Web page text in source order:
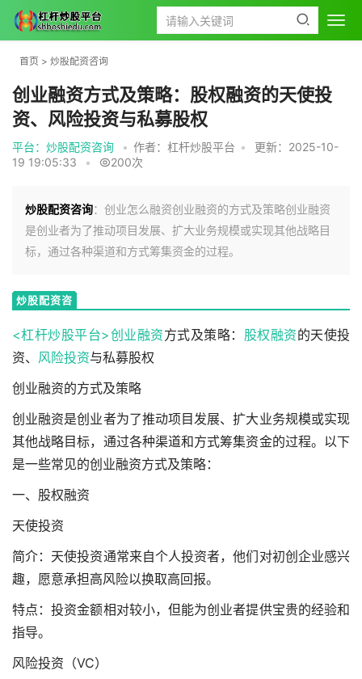
首页 > 炒股配资咨询
创业融资方式及策略：股权融资的天使投
资、风险投资与私募股权
平台：炒股配资咨询 • 作者：杠杆炒股平台 •
更新：2025-10-
19 19:05:33
• 200次
炒股配资咨询：创业怎么融资创业融资的方式及策略创业融资
是创业者为了推动项目发展、扩大业务规模或实现其他战略目
标，通过各种渠道和方式筹集资金的过程。
炒股配资咨
<杠杆炒股平台>创业融资方式及策略： 股权融资的天使投
资、 风险投资与私募股权
创业融资的方式及策略
创业融资是创业者为了推动项目发展、扩大业务规模或实现
其他战略目标，通过各种渠道和方式筹集资金的过程。以下
是一些常见的创业融资方式及策略：
一、股权融资
天使投资
简介：天使投资通常来自个人投资者，他们对初创企业感兴
趣，愿意承担高风险以换取高回报。
特点：投资金额相对较小，但能为创业者提供宝贵的经验和
指导。
风险投资（VC）